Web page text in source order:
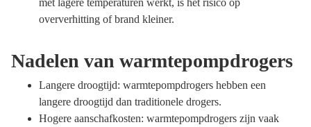
met lagere temperaturen werkt, is het risico op
oververhitting of brand kleiner.
Nadelen van warmtepompdrogers
Langere droogtijd: warmtepompdrogers hebben een
langere droogtijd dan traditionele drogers.
Hogere aanschafkosten: warmtepompdrogers zijn vaak